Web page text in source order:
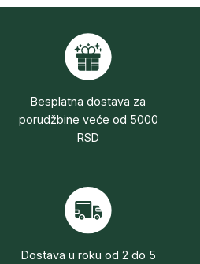
Besplatna dostava za
porudžbine veće od 5000
RSD
Dostava u roku od 2 do 5